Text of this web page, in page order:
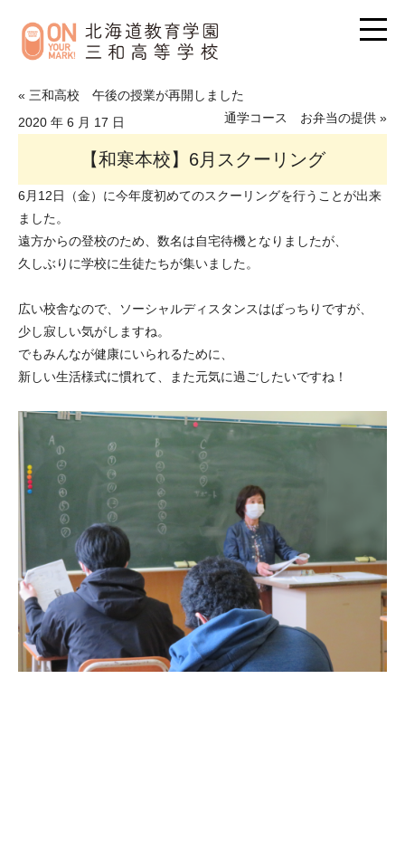
« 三和高校 午後の授業が再開しました
通学コース お弁当の提供 »
2020 年 6 月 17 日
【和寒本校】6月スクーリング
6月12日（金）に今年度初めてのスクーリングを行うことが出来
ました。
遠方からの登校のため、数名は自宅待機となりましたが、
久しぶりに学校に生徒たちが集いました。
広い校舎なので、ソーシャルディスタンスはばっちりですが、
少し寂しい気がしますね。
でもみんなが健康にいられるために、
新しい生活様式に慣れて、また元気に過ごしたいですね！